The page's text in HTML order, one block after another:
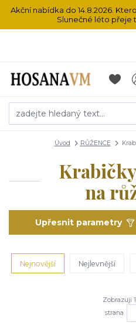
Akční nabídka do 14.8.2026.
Slunečné léto přeje
Úvod RŮŽENCE
na
Upřesnit parametry
Nejnovější Nejlevnější
Zobrazuji
strana